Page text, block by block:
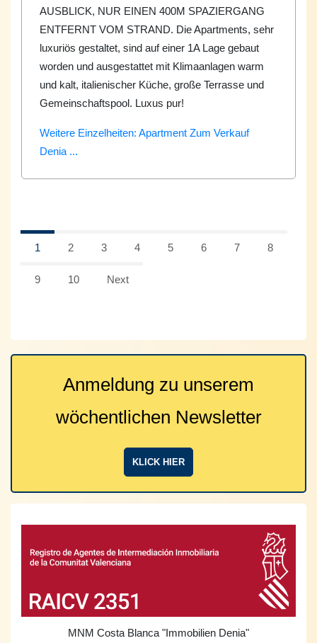
AUSBLICK, NUR EINEN 400M SPAZIERGANG
ENTFERNT VOM STRAND. Die Apartments, sehr
luxuriös gestaltet, sind auf einer 1A Lage gebaut
worden und ausgestattet mit Klimaanlagen warm
und kalt, italienischer Küche, große Terrasse und
Gemeinschaftspool. Luxus pur!
Weitere Einzelheiten: Apartment Zum Verkauf
Denia ...
1 2 3 4 5 6 7 8
9 10 Next
Anmeldung zu unserem
wöchentlichen Newsletter
KLICK HIER
MNM Costa Blanca "Immobilien Denia"